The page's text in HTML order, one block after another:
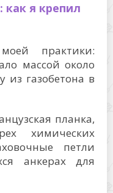
я крепил
практики:
массой около
из газобетона в
планка,
химических
петли
анкерах для